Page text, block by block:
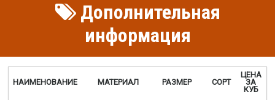
Дополнительная
информация
НАИМЕНОВАНИЕ МАТЕРИАЛ РАЗМЕР СОРТ
ЦЕНА
ЗА
КУБ